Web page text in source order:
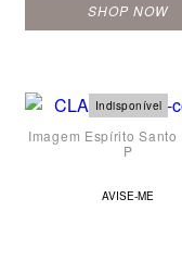
SHOP NOW
Imagem Espírito Santo
P
AVISE-ME